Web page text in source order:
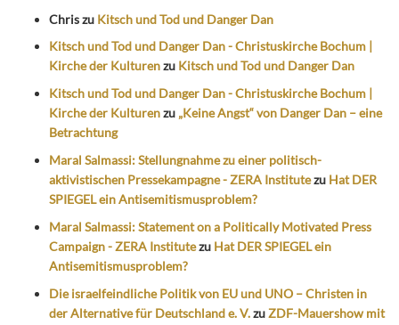
Chriszu Kitsch und Tod und Danger Dan
Kitsch und Tod und Danger Dan - Christuskirche Bochum |
Kirche der Kulturenzu Kitsch und Tod und Danger Dan
Kitsch und Tod und Danger Dan - Christuskirche Bochum |
Kirche der Kulturenzu „Keine Angst“ von Danger Dan – eine
Betrachtung
Maral Salmassi: Stellungnahme zu einer politisch-
aktivistischen Pressekampagne - ZERA Institutezu Hat DER
SPIEGEL ein Antisemitismusproblem?
Maral Salmassi: Statement on a Politically Motivated Press
Campaign - ZERA Institutezu Hat DER SPIEGEL ein
Antisemitismusproblem?
Die israelfeindliche Politik von EU und UNO – Christen in
der Alternative für Deutschland e. V.zuZDF-Mauershow mit